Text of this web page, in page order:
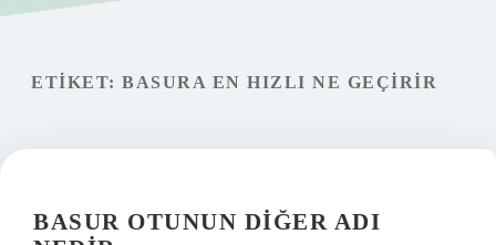
Gizlilik Politikası
ETIKET: BASURA EN HIZLI NE GEÇIRIR
BASUR OTUNUN DIĞER ADI